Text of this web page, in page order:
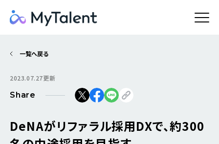
一覧へ戻る
2023.07.27更新
Share
DeNAがリファラル採用DXで、約300